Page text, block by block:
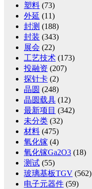
塑料 (73)
外延 (11)
封测 (188)
封装 (343)
展会 (22)
工艺技术 (173)
投融资 (207)
探针卡 (2)
晶圆 (248)
晶圆载具 (12)
最新项目 (342)
未分类 (32)
材料 (475)
氧化镓 (4)
氧化镓Ga2O3 (18)
测试 (55)
玻璃基板TGV (562)
电子元器件 (59)